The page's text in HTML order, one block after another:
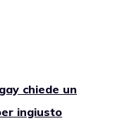
chiede un
ingiusto